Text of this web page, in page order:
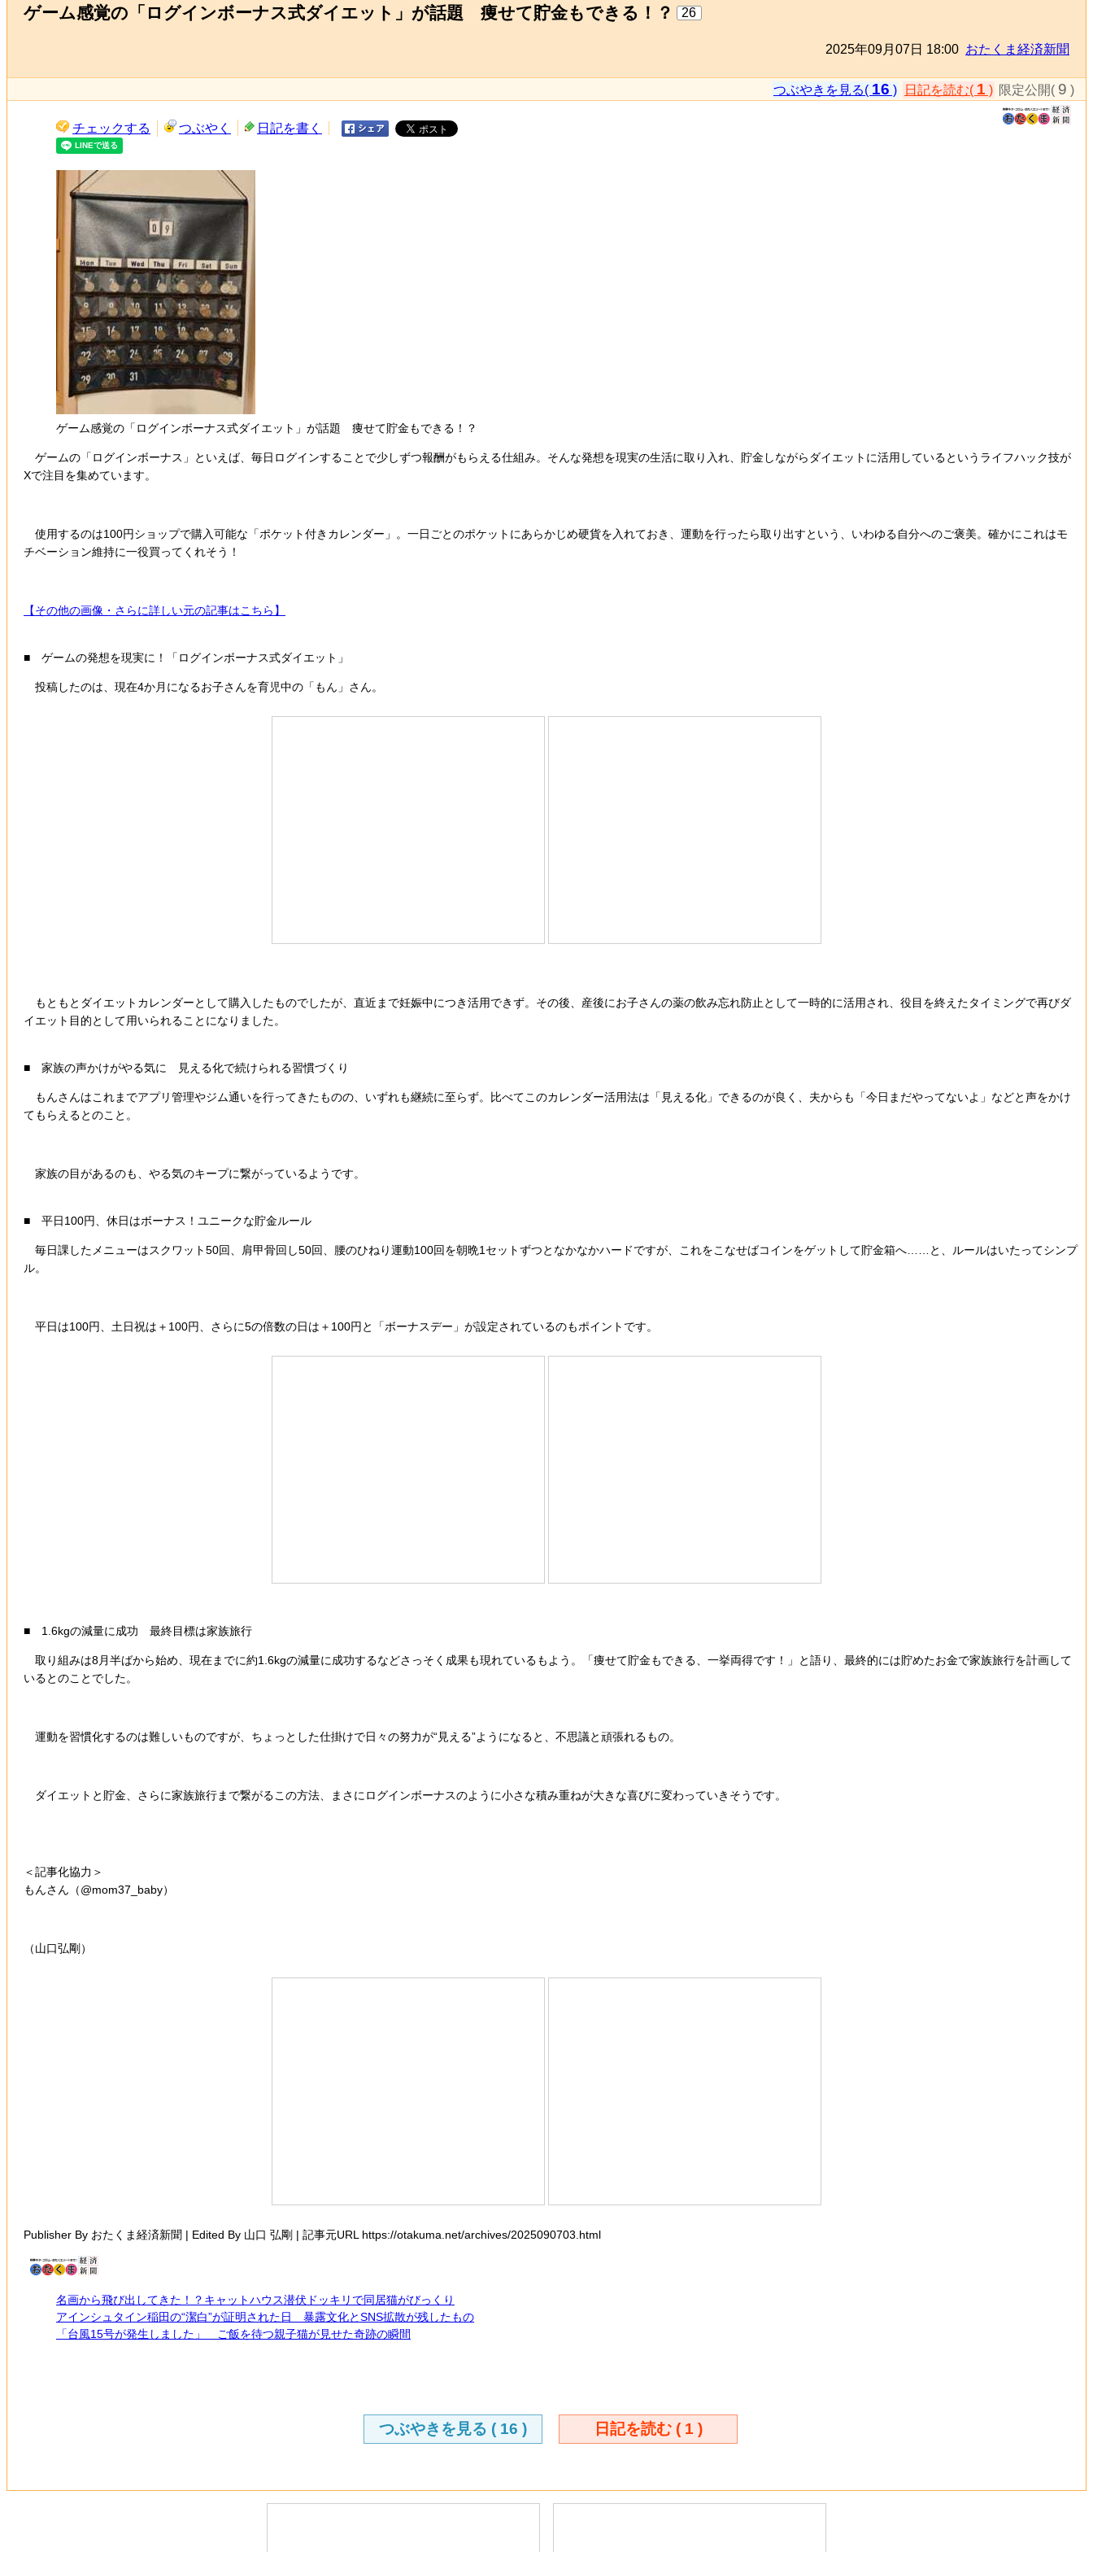
ゲーム感覚の「ログインボーナス式ダイエット」が話題 痩せて貯金もできる！？ 26
2025年09月07日 18:00 おたくま経済新聞
つぶやきを見る( 16 ) 日記を読む( 1 ) 限定公開( 9 )
チェックする つぶやく 日記を書く
ゲーム感覚の「ログインボーナス式ダイエット」が話題 痩せて貯金もできる！？
ゲームの「ログインボーナス」といえば、毎日ログインすることで少しずつ報酬がもらえる仕組み。そんな発想を現実の生活に取り入れ、貯金しながらダイエットに活用しているというライフハック技が
Xで注目を集めています。
使用するのは100円ショップで購入可能な「ポケット付きカレンダー」。一日ごとのポケットにあらかじめ硬貨を入れておき、運動を行ったら取り出すという、いわゆる自分へのご褒美。確かにこれはモ
チベーション維持に一役買ってくれそう！
【その他の画像・さらに詳しい元の記事はこちら】
■ ゲームの発想を現実に！「ログインボーナス式ダイエット」
投稿したのは、現在4か月になるお子さんを育児中の「もん」さん。
もともとダイエットカレンダーとして購入したものでしたが、直近まで妊娠中につき活用できず。その後、産後にお子さんの薬の飲み忘れ防止として一時的に活用され、役目を終えたタイミングで再びダ
イエット目的として用いられることになりました。
■ 家族の声かけがやる気に 見える化で続けられる習慣づくり
もんさんはこれまでアプリ管理やジム通いを行ってきたものの、いずれも継続に至らず。比べてこのカレンダー活用法は「見える化」できるのが良く、夫からも「今日まだやってないよ」などと声をかけ
てもらえるとのこと。
家族の目があるのも、やる気のキープに繋がっているようです。
■ 平日100円、休日はボーナス！ユニークな貯金ルール
毎日課したメニューはスクワット50回、肩甲骨回し50回、腰のひねり運動100回を朝晩1セットずつとなかなかハードですが、これをこなせばコインをゲットして貯金箱へ……と、ルールはいたってシンプ
ル。
平日は100円、土日祝は＋100円、さらに5の倍数の日は＋100円と「ボーナスデー」が設定されているのもポイントです。
■ 1.6kgの減量に成功 最終目標は家族旅行
取り組みは8月半ばから始め、現在までに約1.6kgの減量に成功するなどさっそく成果も現れているもよう。「痩せて貯金もできる、一挙両得です！」と語り、最終的には貯めたお金で家族旅行を計画して
いるとのことでした。
運動を習慣化するのは難しいものですが、ちょっとした仕掛けで日々の努力が“見える”ようになると、不思議と頑張れるもの。
ダイエットと貯金、さらに家族旅行まで繋がるこの方法、まさにログインボーナスのように小さな積み重ねが大きな喜びに変わっていきそうです。
＜記事化協力＞
もんさん（@mom37_baby）
（山口弘剛）
Publisher By おたくま経済新聞 | Edited By 山口 弘剛‌ | 記事元URL https://otakuma.net/archives/2025090703.html
名画から飛び出してきた！？キャットハウス潜伏ドッキリで同居猫がびっくり
アインシュタイン稲田の“潔白”が証明された日 暴露文化とSNS拡散が残したもの
「台風15号が発生しました」 ご飯を待つ親子猫が見せた奇跡の瞬間
つぶやきを見る ( 16 ) 日記を読む ( 1 )